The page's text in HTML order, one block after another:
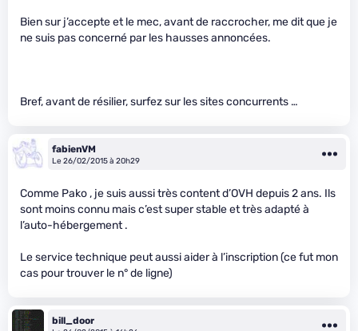
Bien sur j’accepte et le mec, avant de raccrocher, me dit que je
ne suis pas concerné par les hausses annoncées.
Bref, avant de résilier, surfez sur les sites concurrents …
fabienVM
Le 26/02/2015 à 20h29
Comme Pako , je suis aussi très content d’OVH depuis 2 ans. Ils
sont moins connu mais c’est super stable et très adapté à
l’auto-hébergement .
Le service technique peut aussi aider à l’inscription (ce fut mon
cas pour trouver le n° de ligne)
bill_door